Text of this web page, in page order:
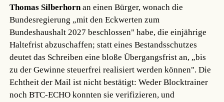
Thomas Silberhornan einen Bürger, wonach die
Bundesregierung „mit den Eckwerten zum
Bundeshaushalt 2027 beschlossen" habe, die einjährige
Haltefrist abzuschaffen; statt eines Bestandsschutzes
deutet das Schreiben eine bloße Übergangsfrist an, „bis
zu der Gewinne steuerfrei realisiert werden können". Die
Echtheit der Mail ist nicht bestätigt: Weder Blocktrainer
noch BTC-ECHO konnten sie verifizieren, und